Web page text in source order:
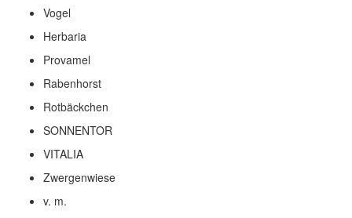
Vogel
Herbaria
Provamel
Rabenhorst
Rotbäckchen
SONNENTOR
VITALIA
Zwergenwiese
v. m.